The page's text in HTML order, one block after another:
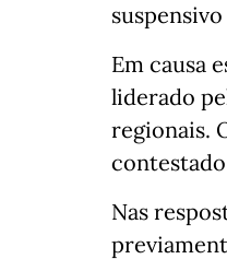
Em causa
liderado
regionais.
Nas